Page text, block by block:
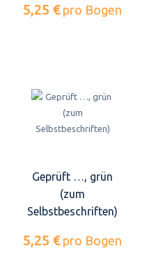
5,25 € pro Bogen
Geprüft …, grün
(zum
Selbstbeschriften)
5,25 € pro Bogen